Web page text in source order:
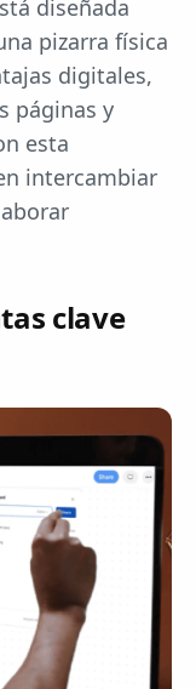
diseñada
pizarra física
digitales,
páginas y
esta
intercambiar
clave